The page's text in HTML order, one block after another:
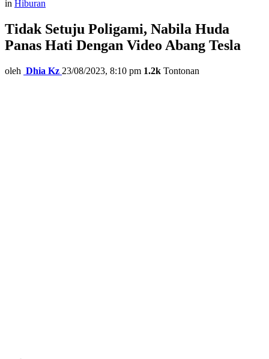
in Hiburan
Tidak Setuju Poligami, Nabila Huda
Panas Hati Dengan Video Abang Tesla
oleh Dhia Kz 23/08/2023, 8:10 pm 1.2k Tontonan